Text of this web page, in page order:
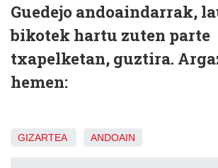
Guedejo andoaindarrak,
bikotek hartu zuten parte
txapelketan, guztira.
hemen:
GIZARTEA ANDOAIN